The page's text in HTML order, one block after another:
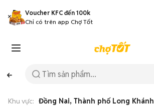
Voucher KFC đến 100k
Chỉ có trên app Chợ Tốt
Khu vực: Đồng Nai, Thành phố Long Khánh